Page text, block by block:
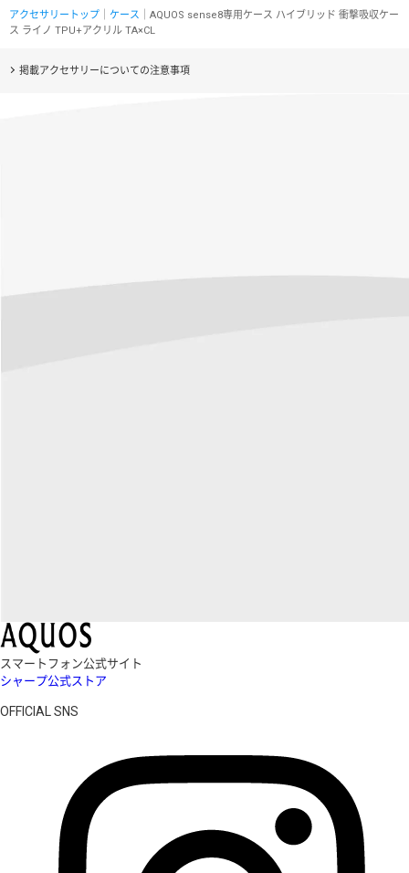
アクセサリートップ ケース ｜AQUOS sense8専用ケース ハイブリッド 衝撃吸収ケー
ス ライノ TPU+アクリル TA×CL
掲載アクセサリーについての注意事項
スマートフォン公式サイト
シャープ公式ストア
OFFICIAL SNS